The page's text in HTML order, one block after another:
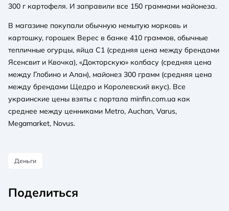
300 г картофеля. И заправили все 150 граммами майонеза.
В магазине покупали обычную немытую морковь и
картошку, горошек Верес в банке 410 граммов, обычные
тепличные огурцы, яйца С1 (средняя цена между брендами
Ясенсвит и Квочка), «Докторскую» колбасу (средняя цена
между Глобино и Алан), майонез 300 грамм (средняя цена
между брендами Щедро и Королевский вкус). Все
украинские цены взяты с портала minfin.com.ua как
среднее между ценниками Metro, Auchan, Varus,
Megamarket, Novus.
Деньги
Поделиться